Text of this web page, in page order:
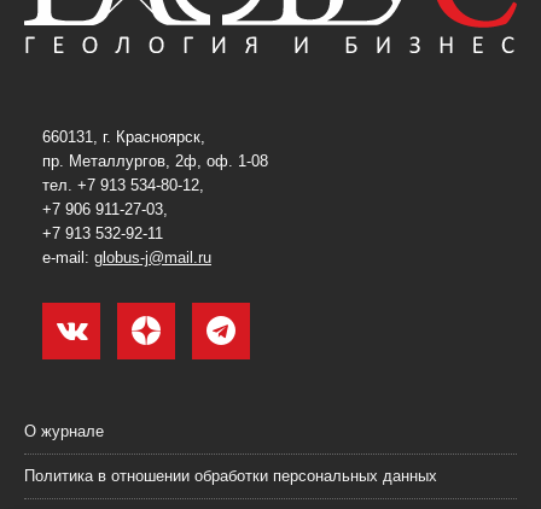
660131, г. Красноярск,
пр. Металлургов, 2ф, оф. 1-08
тел. +7 913 534-80-12,
+7 906 911-27-03,
+7 913 532-92-11
e-mail: globus-j@mail.ru
О журнале
Политика в отношении обработки персональных данных